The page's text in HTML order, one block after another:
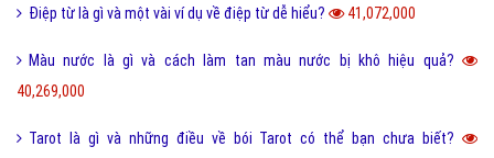
Điệp từ là gì và một vài ví dụ về điệp từ dễ hiểu? 41,072,000
Màu nước là gì và cách làm tan màu nước bị khô hiệu quả?
40,269,000
Tarot là gì và những điều về bói Tarot có thể bạn chưa biết?